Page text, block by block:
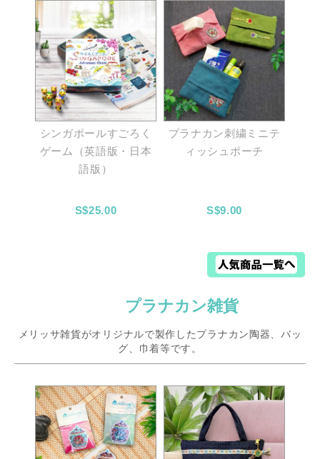
シンガポールすごろく
ゲーム（英語版・日本
語版）
S$25.00
プラナカン刺繍ミニテ
ィッシュポーチ
S$9.00
プラナカン雑貨
メリッサ雑貨がオリジナルで製作したプラナカン陶器、バッ
グ、巾着等です。